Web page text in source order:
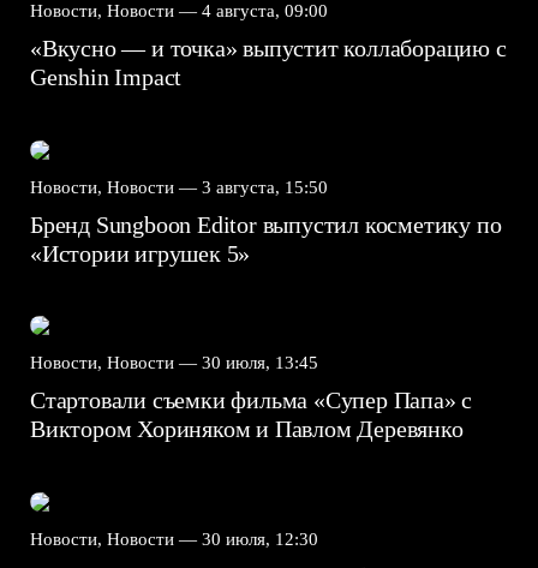
Новости, Новости — 4 августа, 09:00
«Вкусно — и точка» выпустит коллаборацию с
Genshin Impact⁠⁠
Новости, Новости — 3 августа, 15:50
Бренд Sungboon Editor выпустил косметику по
«Истории игрушек 5»
Новости, Новости — 30 июля, 13:45
Стартовали съемки фильма «Супер Папа» с
Виктором Хориняком и Павлом Деревянко
Новости, Новости — 30 июля, 12:30